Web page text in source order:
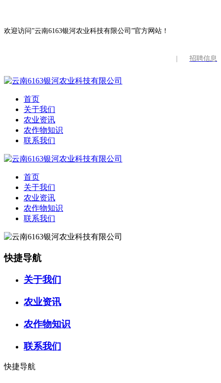
欢迎访问”云南6163银河农业科技有限公司”官方网站！
招聘信息
首页
关于我们
农业资讯
农作物知识
联系我们
首页
关于我们
农业资讯
农作物知识
联系我们
快捷导航
关于我们
农业资讯
农作物知识
联系我们
快捷导航